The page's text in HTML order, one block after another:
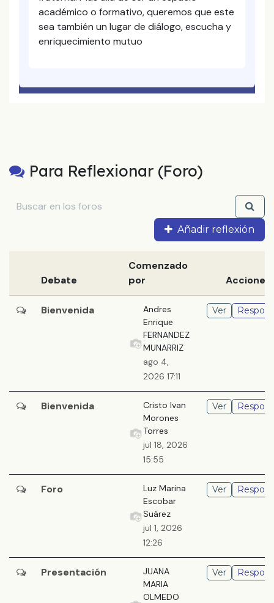
académico o formativo, queremos que este
sea también un lugar de diálogo, escucha y
enriquecimiento mutuo
Para Reflexionar (Foro)
Añadir reflexión
Debate
Comenzado
por
Acciones
Bienvenida
Andres
Enrique
FERNANDEZ
MUNARRIZ
ago 4,
2026 17:11
Ver
Bienvenida
Cristo Ivan
Morones
Torres
jul 18, 2026
15:55
Ver
Foro
Luz Marina
Escobar
Suárez
jul 1, 2026
12:26
Ver
Presentación
JUANA
MARIA
OLMEDO
Ver